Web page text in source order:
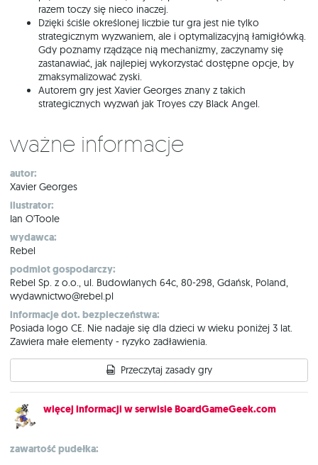
razem toczy się nieco inaczej.
Dzięki ściśle określonej liczbie tur gra jest nie tylko
strategicznym wyzwaniem, ale i optymalizacyjną łamigłówką.
Gdy poznamy rządzące nią mechanizmy, zaczynamy się
zastanawiać, jak najlepiej wykorzystać dostępne opcje, by
zmaksymalizować zyski.
Autorem gry jest Xavier Georges znany z takich
strategicznych wyzwań jak Troyes czy Black Angel.
Ważne informacje
autor:
Xavier Georges
ilustrator:
Ian O'Toole
wydawca:
Rebel
podmiot gospodarczy:
Rebel Sp. z o.o., ul. Budowlanych 64c, 80-298, Gdańsk, Poland,
wydawnictwo@rebel.pl
informacje dot. bezpieczeństwa:
Posiada logo CE. Nie nadaje się dla dzieci w wieku poniżej 3 lat.
Zawiera małe elementy - ryzyko zadławienia.
Przeczytaj zasady gry
więcej informacji w serwisie BoardGameGeek.com
zawartość pudełka: